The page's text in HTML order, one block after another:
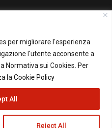
per migliorare l'esperienza
l'utente acconsente a
Normativa sui Cookies. Per
la Cookie Policy
Reject All
All
PUBBLICITA'
pubblicità su questo Blog:
pubblicita@beppegrillo.it
All Rights Reserved - Powered by